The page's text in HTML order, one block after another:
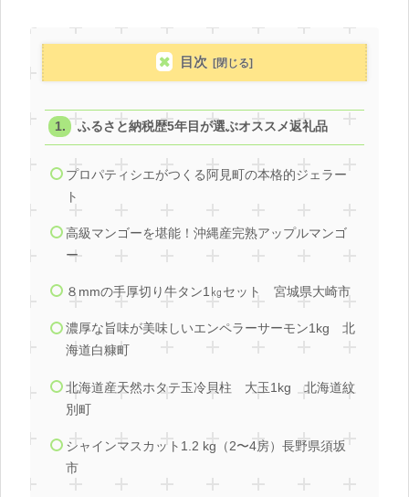
目次
ふるさと納税歴5年目が選ぶオススメ返礼品
プロパティシエがつくる阿見町の本格的ジェラー
ト
高級マンゴーを堪能！沖縄産完熟アップルマンゴ
ー
８mmの手厚切り牛タン1㎏セット 宮城県大崎市
濃厚な旨味が美味しいエンペラーサーモン1kg 北
海道白糠町
北海道産天然ホタテ玉冷貝柱 大玉1kg 北海道紋
別町
シャインマスカット1.2 kg（2〜4房）長野県須坂
市